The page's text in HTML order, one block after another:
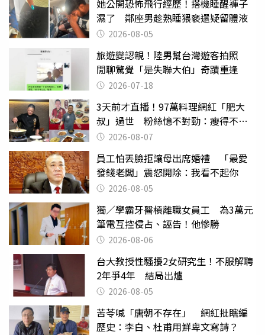
她公開恐怖飛行經歷！搭機睡醒褲子
濕了 鄰座男趁熟睡猥褻還疑留體液
2026-08-05
旅遊變認親！陸男幫台灣遊客拍照
閒聊驚覺「是失聯大伯」奇蹟重逢
2026-07-18
3天前才直播！97萬料理網紅「肥大
叔」過世 粉絲憶不對勁：瘦得不合
理 2026-08-07
員工怕丟臉拒讓母出席婚禮 「最愛
發錢老闆」震怒開除：我看不起你
2026-08-05
獨／學霸牙醫槓離職女員工 為3萬元
筆電互控侵占、誣告！他慘勝
2026-08-06
台大教授性騷擾2女研究生！不服解聘
2年爭4年 結局出爐
2026-08-05
苦苓喊「唐朝不存在」 網紅批瞎編
歷史：李白、杜甫用鮮卑文寫詩？